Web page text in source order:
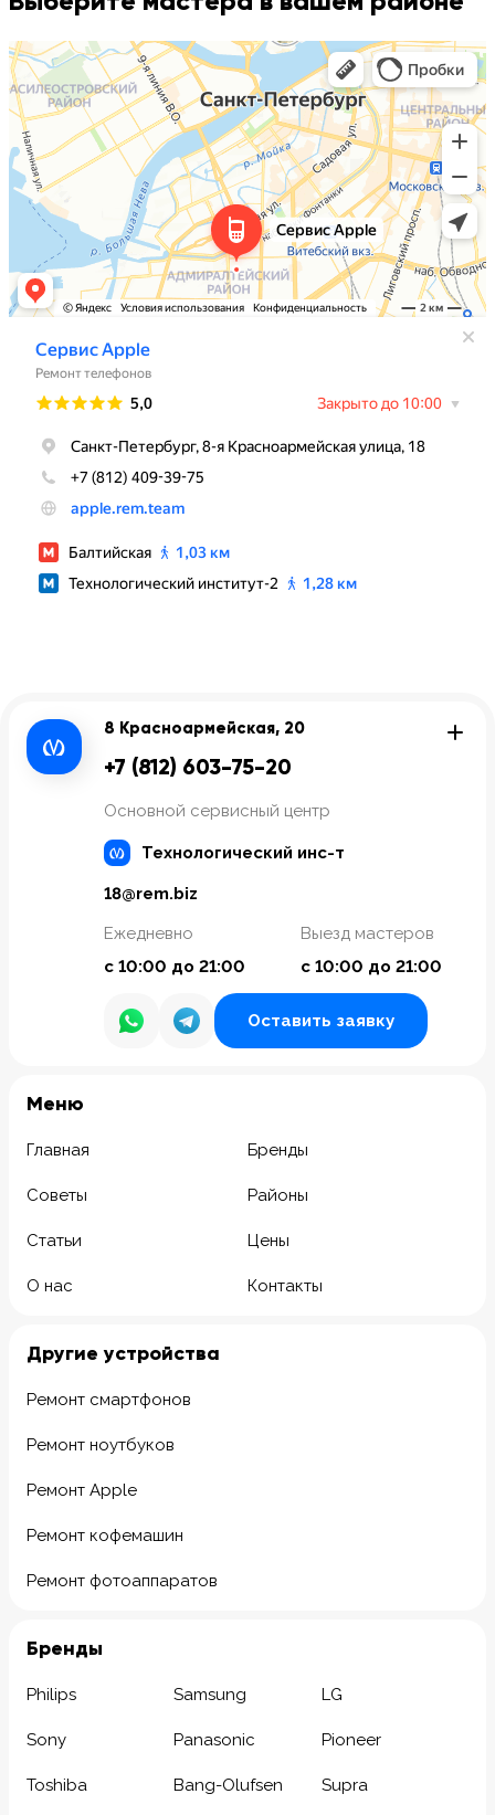
8 Красноармейская, 20
+7 (812) 603-75-20
Основной сервисный центр
Технологический инс-т
18@rem.biz
Ежедневно
с 10:00 до 21:00
Выезд мастеров
с 10:00 до 21:00
Оставить заявку
Meню
Главная Бренды
Советы Районы
Статьи Цены
О нас Контакты
Другие устройства
Ремонт смартфонов
Ремонт ноутбуков
Ремонт Apple
Ремонт кофемашин
Ремонт фотоаппаратов
Бренды
Philips Samsung LG
Sony Panasonic Pioneer
Toshiba Bang-Olufsen Supra